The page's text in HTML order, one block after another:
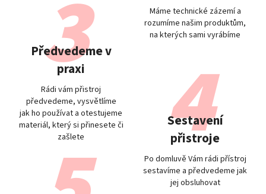
Máme technické zázemí a
rozumíme našim produktům,
na kterých sami vyrábíme
Předvedeme v
praxi
Rádi vám přistroj
předvedeme, vysvětlíme
jak ho používat a otestujeme
materiál, který si přinesete či
zašlete
Sestavení
přistroje
Po domluvě Vám rádi přístroj
sestavíme a předvedeme jak
jej obsluhovat